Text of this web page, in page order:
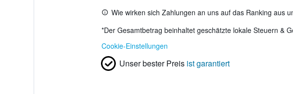
Wie wirken sich Zahlungen an uns auf das Ranking aus
*Der Gesamtbetrag beinhaltet geschätzte lokale Steuern &
Cookie-Einstellungen
Unser bester Preis ist garantiert